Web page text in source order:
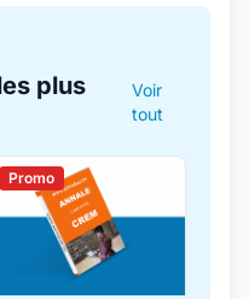
plus
Voir
tout
Promo